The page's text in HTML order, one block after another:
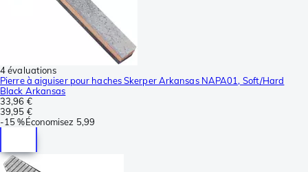
4 évaluations
Pierre à aiguiser pour haches Skerper Arkansas NAPA01, Soft/Hard
Black Arkansas
33,96 €
39,95 €
-15 %Économisez 5,99